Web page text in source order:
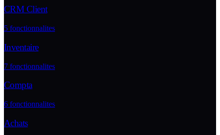
CRM Client
5 fonctionnalites
Inventaire
7 fonctionnalites
Compta
6 fonctionnalites
Achats